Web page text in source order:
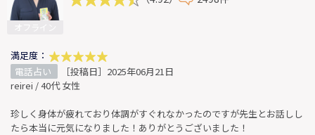
満足度：
電話占い
［投稿日］2025年06月21日
reirei / 40代 女性
珍しく身体が疲れており体調がすぐれなかったのですが先生とお話しし
たら本当に元気になりました！ありがとうございました！